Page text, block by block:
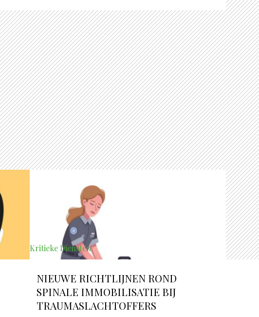
Kritieke Diensten
NIEUWE RICHTLIJNEN ROND
SPINALE IMMOBILISATIE BIJ
TRAUMASLACHTOFFERS